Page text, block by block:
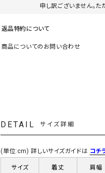
Deck（ディック）
G-STAR RAW
GOOD SPEED
申し訳ございません。た
返品特約について
商品についてのお問い合わせ
DETAIL サイズ詳細
(単位:cm) 詳しいサイズガイドは コチ
サイズ 着丈 肩幅